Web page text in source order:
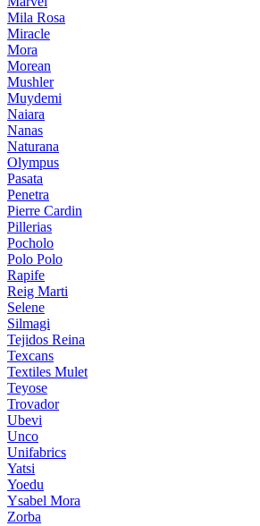
Mila Rosa
Miracle
Mora
Morean
Mushler
Muydemi
Naiara
Nanas
Naturana
Olympus
Pasata
Penetra
Pierre Cardin
Pillerias
Pocholo
Polo Polo
Rapife
Reig Marti
Selene
Silmagi
Tejidos Reina
Texcans
Textiles Mulet
Teyose
Trovador
Ubevi
Unco
Unifabrics
Yatsi
Yoedu
Ysabel Mora
Zorba